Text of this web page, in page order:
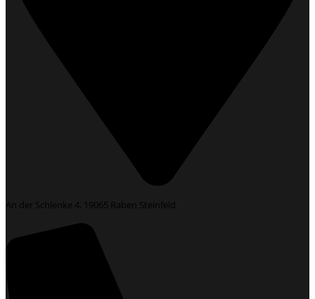
An der Schlenke 4, 19065 Raben Steinfeld